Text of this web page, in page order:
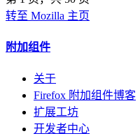
转至 Mozilla 主页
附加组件
关于
Firefox 附加组件博客
扩展工坊
开发者中心